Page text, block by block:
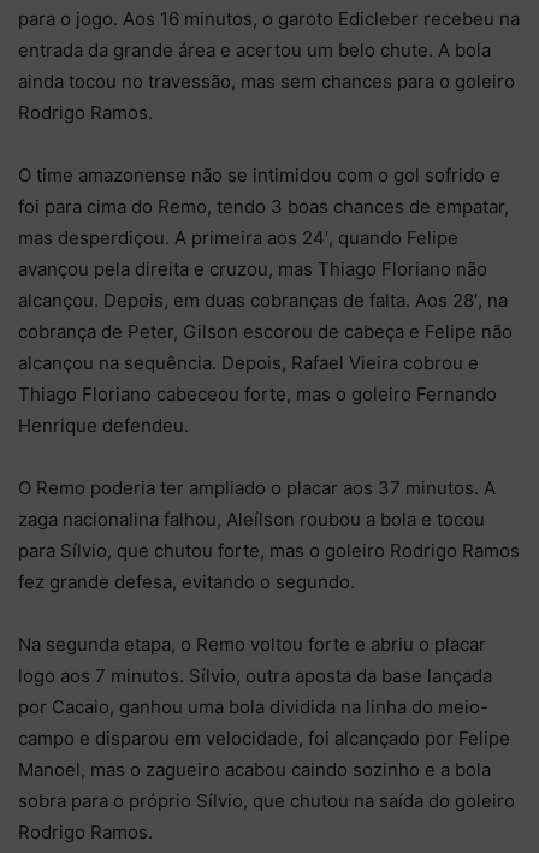
para o jogo. Aos 16 minutos, o garoto Edicleber recebeu na
entrada da grande área e acertou um belo chute. A bola
ainda tocou no travessão, mas sem chances para o goleiro
Rodrigo Ramos.
O time amazonense não se intimidou com o gol sofrido e
foi para cima do Remo, tendo 3 boas chances de empatar,
mas desperdiçou. A primeira aos 24′, quando Felipe
avançou pela direita e cruzou, mas Thiago Floriano não
alcançou. Depois, em duas cobranças de falta. Aos 28′, na
cobrança de Peter, Gilson escorou de cabeça e Felipe não
alcançou na sequência. Depois, Rafael Vieira cobrou e
Thiago Floriano cabeceou forte, mas o goleiro Fernando
Henrique defendeu.
O Remo poderia ter ampliado o placar aos 37 minutos. A
zaga nacionalina falhou, Aleílson roubou a bola e tocou
para Sílvio, que chutou forte, mas o goleiro Rodrigo Ramos
fez grande defesa, evitando o segundo.
Na segunda etapa, o Remo voltou forte e abriu o placar
logo aos 7 minutos. Sílvio, outra aposta da base lançada
por Cacaio, ganhou uma bola dividida na linha do meio-
campo e disparou em velocidade, foi alcançado por Felipe
Manoel, mas o zagueiro acabou caindo sozinho e a bola
sobra para o próprio Sílvio, que chutou na saída do goleiro
Rodrigo Ramos.